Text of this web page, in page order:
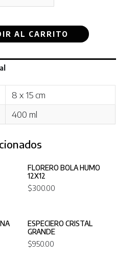
AL CARRITO
8 x 15 cm
400 ml
FLORERO BOLA HUMO
12X12
$300.00
ESPECIERO CRISTAL
GRANDE
$950.00